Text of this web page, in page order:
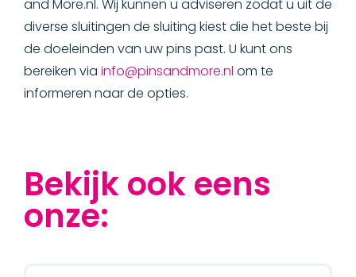
and More.nl. Wij kunnen u adviseren zodat u uit de
diverse sluitingen de sluiting kiest die het beste bij
de doeleinden van uw pins past. U kunt ons
bereiken via info@pinsandmore.nl om te
informeren naar de opties.
Bekijk ook eens
onze: